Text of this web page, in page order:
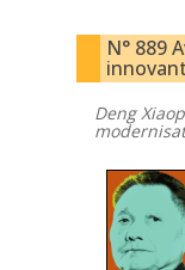
N° 889
Deng